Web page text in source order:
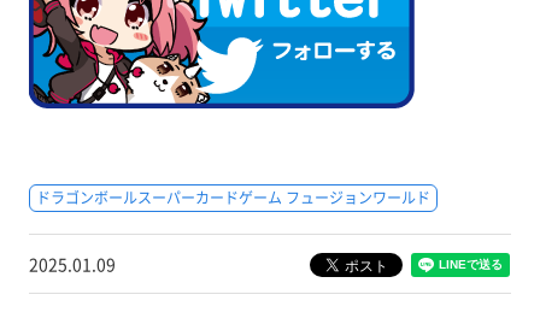
ドラゴンボールスーパーカードゲーム フュージョンワールド
2025.01.09